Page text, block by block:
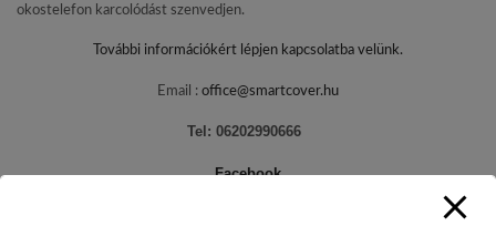
okostelefon karcolódást szenvedjen.
További információkért lépjen kapcsolatba velünk.
Email : office@smartcover.hu
Tel: 06202990666
Facebook